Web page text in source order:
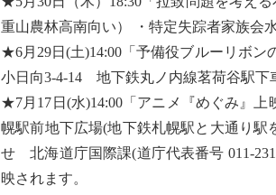
重山農林高南向い） ・特定失踪者家族
★6月29日(土)14:00「予備役ブルーリボ
小日向3-4-14 地下鉄丸ノ内線茗荷谷駅下
★7月17日(水)14:00「アニメ『めぐみ』
幌駅前地下広場(地下鉄札幌駅と大通り
せ 北海道庁国際課(道庁代表番号 011-
映されます。